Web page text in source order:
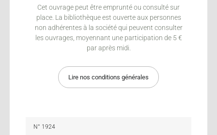
Cet ouvrage peut être emprunté ou consulté sur
place. La bibliothèque est ouverte aux personnes
non adhérentes à la société qui peuvent consulter
les ouvrages, moyennant une participation de 5 €
par après midi.
Lire nos conditions générales